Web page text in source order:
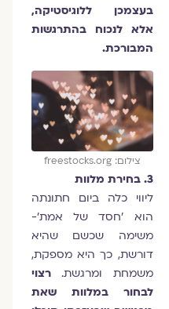
בעצמכן ללוגיסטיקה,
אלא לנכוח בהתרגשות
המבורכת.
צילום: freestocks.org
ליווי כלה ביום חתונתה
הוא 'חסד של אמת'-
משימה שכשם שהיא
דורשת, כך היא מספקת,
משמחת ומרגשת.
רצוי
לבחור במלוות שאת